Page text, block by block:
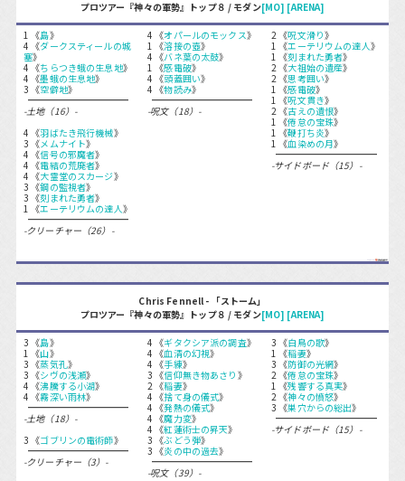
プロツアー『神々の軍勢』トップ８ / モダン[MO] [ARENA]
1 《島》
4 《ダークスティールの城
塞》
4 《ちらつき蛾の生息地》
4 《墨蛾の生息地》
3 《空僻地》
-土地（16）-
4 《羽ばたき飛行機械》
3 《メムナイト》
4 《信号の邪魔者》
4 《電結の荒廃者》
4 《大霊堂のスカージ》
3 《鋼の監視者》
3 《刻まれた勇者》
1 《エーテリウムの達人》
-クリーチャー（26）-
4 《オパールのモックス》
1 《溶接の壺》
4 《バネ葉の太鼓》
1 《感電破》
4 《頭蓋囲い》
4 《物読み》
-呪文（18）-
2 《呪文滑り》
1 《エーテリウムの達人》
1 《刻まれた勇者》
2 《大祖始の遺産》
2 《思考囲い》
1 《感電破》
1 《呪文貫き》
2 《古えの遺恨》
1 《倦怠の宝珠》
1 《鞭打ち炎》
1 《血染めの月》
-サイドボード（15）-
Chris Fennell - 「ストーム」
プロツアー『神々の軍勢』トップ８ / モダン[MO] [ARENA]
3 《島》
1 《山》
3 《蒸気孔》
3 《シヴの浅瀬》
4 《沸騰する小湖》
4 《霧深い雨林》
-土地（18）-
3 《ゴブリンの電術師》
-クリーチャー（3）-
4 《ギタクシア派の調査》
4 《血清の幻視》
4 《手練》
3 《信仰無き物あさり 》
2 《稲妻》
4 《捨て身の儀式》
4 《発熱の儀式》
4 《魔力変》
4 《紅蓮術士の昇天》
3 《ぶどう弾》
3 《炎の中の過去》
-呪文（39）-
3 《白鳥の歌》
1 《稲妻》
3 《防御の光網》
2 《倦怠の宝珠》
1 《残響する真実》
2 《神々の憤怒》
3 《巣穴からの総出》
-サイドボード（15）-